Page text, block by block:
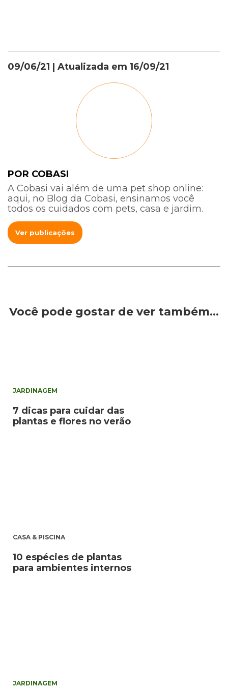
09/06/21 | Atualizada em 16/09/21
POR COBASI
A Cobasi vai além de uma pet shop online:
aqui, no Blog da Cobasi, ensinamos você
todos os cuidados com pets, casa e jardim.
Ver publicações
Você pode gostar de ver também…
JARDINAGEM
7 dicas para cuidar das
plantas e flores no verão
CASA & PISCINA
10 espécies de plantas
para ambientes internos
JARDINAGEM